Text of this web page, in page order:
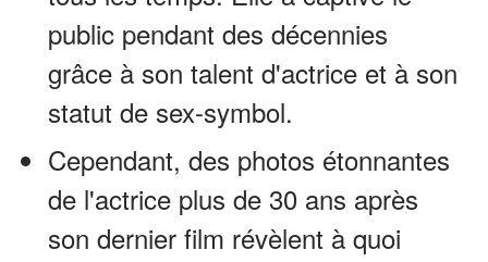
public pendant des décennies
grâce à son talent d'actrice et à son
statut de sex-symbol.
Cependant, des photos étonnantes
de l'actrice plus de 30 ans après
son dernier film révèlent à quoi